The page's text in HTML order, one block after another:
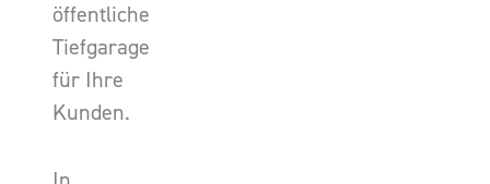
öffentliche
Tiefgarage
für Ihre
Kunden.